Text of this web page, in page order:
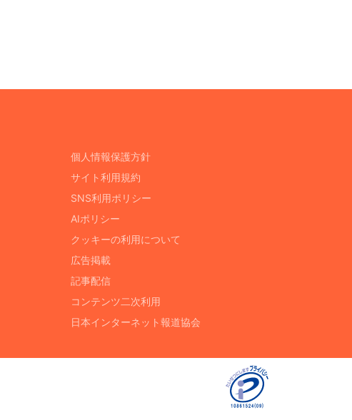
個人情報保護方針
サイト利用規約
SNS利用ポリシー
AIポリシー
クッキーの利用について
広告掲載
記事配信
コンテンツ二次利用
日本インターネット報道協会